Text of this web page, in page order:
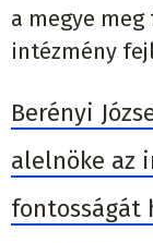
a megye
intézmény
Berényi
alelnöke az
fontosságát